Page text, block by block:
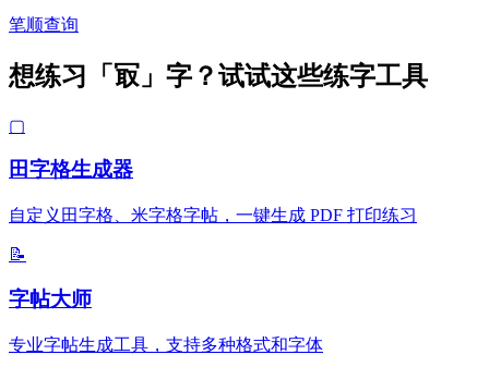
笔顺查询
想练习「冣」字？试试这些练字工具
▢
田字格生成器
自定义田字格、米字格字帖，一键生成 PDF 打印练习
📝
字帖大师
专业字帖生成工具，支持多种格式和字体